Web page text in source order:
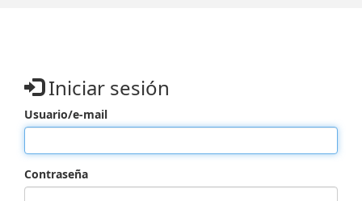
Iniciar sesión
Usuario/e-mail
Contraseña